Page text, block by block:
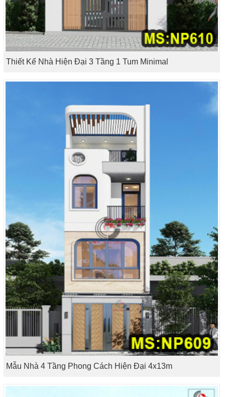
Thiết Kế Nhà Hiện Đại 3 Tầng 1 Tum Minimal
Mẫu Nhà 4 Tầng Phong Cách Hiện Đại 4x13m